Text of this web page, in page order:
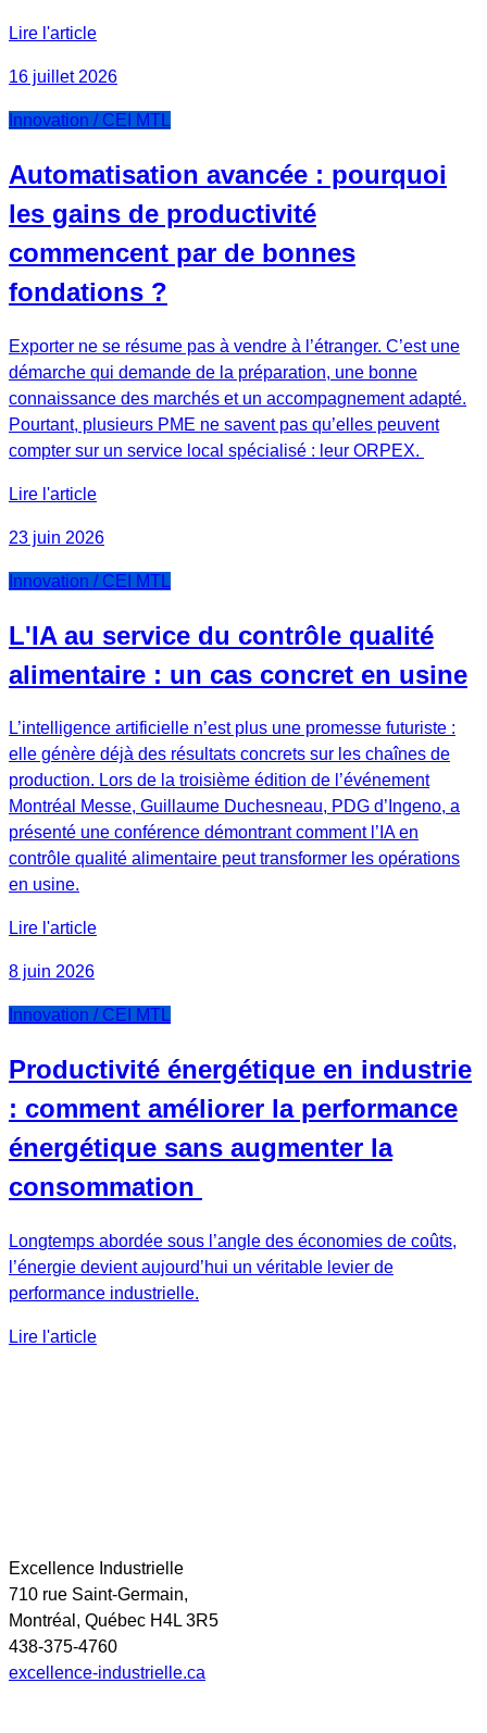
Lire l'article
16 juillet 2026
Innovation / CEI MTL
Automatisation avancée : pourquoi
les gains de productivité
commencent par de bonnes
fondations ?
Exporter ne se résume pas à vendre à l’étranger. C’est une
démarche qui demande de la préparation, une bonne
connaissance des marchés et un accompagnement adapté.
Pourtant, plusieurs PME ne savent pas qu’elles peuvent
compter sur un service local spécialisé : leur ORPEX.
Lire l'article
23 juin 2026
Innovation / CEI MTL
L'IA au service du contrôle qualité
alimentaire : un cas concret en usine
L’intelligence artificielle n’est plus une promesse futuriste :
elle génère déjà des résultats concrets sur les chaînes de
production. Lors de la troisième édition de l’événement
Montréal Messe, Guillaume Duchesneau, PDG d’Ingeno, a
présenté une conférence démontrant comment l’IA en
contrôle qualité alimentaire peut transformer les opérations
en usine.
Lire l'article
8 juin 2026
Innovation / CEI MTL
Productivité énergétique en industrie
: comment améliorer la performance
énergétique sans augmenter la
consommation
Longtemps abordée sous l’angle des économies de coûts,
l’énergie devient aujourd’hui un véritable levier de
performance industrielle.
Lire l'article
Excellence Industrielle
710 rue Saint-Germain,
Montréal, Québec H4L 3R5
438-375-4760
excellence-industrielle.ca